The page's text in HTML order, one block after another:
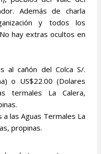
Además de charla
y todos los
hay extras ocultos en
al cañón del Colca S/.
o US$22.00 (Dolares
termales La Calera,
a las Aguas Termales La
propinas.